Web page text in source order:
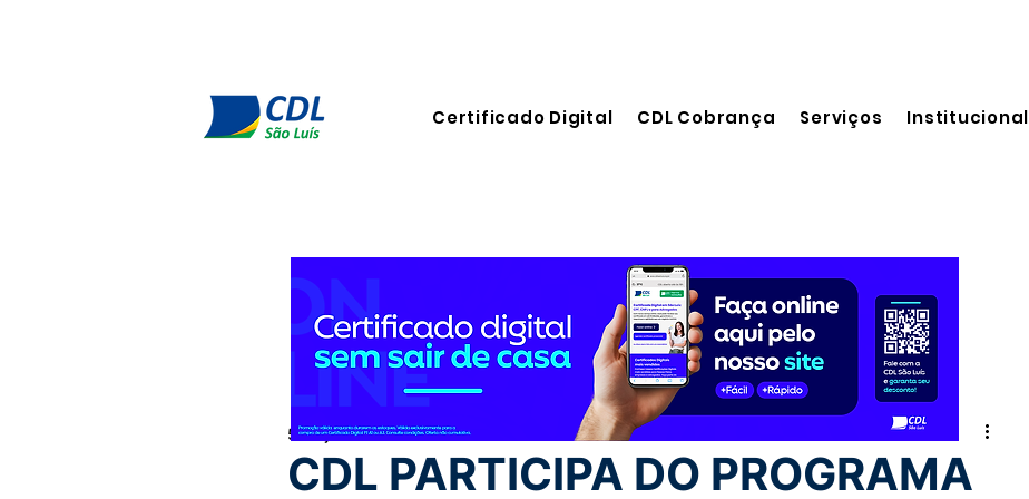
Certificado Digital CDL Cobrança Serviços Institucional
CDL PARTICIPA DO PROGRAMA
5 de jul. de 2023 1 min de leitura